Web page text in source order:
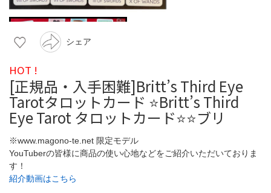
シェア
HOT !
[正規品・入手困難]Britt’s Third Eye
Tarotタロットカード ⭐️Britt’s Third
Eye Tarot タロットカード⭐️⭐️ブリ
※www.magono-te.net 限定モデル
YouTuberの皆様に商品の使い心地などをご紹介いただいておりま
す！
紹介動画はこちら